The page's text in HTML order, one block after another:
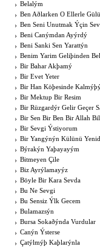
Belalým
Ben Aðlarken O Ellerle
Ben Seni Unutmak Ýçin
Beni Canýmdan Ayýrdý
Beni Sanki Sen Yarattýn
Benim Yarim Geliþinden
Bir Bahar Akþamý
Bir Evet Yeter
Bir Han Köþesinde
Bir Mektup Bir Resim
Bir Rüzgardýr Gelir Geçer
Bir Sen Bir Ben Bir Allah
Bir Sevgi Ýstiyorum
Bir Yangýnýn Külünü
Býrakýn Yaþayayým
Bitmeyen Çile
Biz Ayrýlamayýz
Böyle Bir Kara Sevda
Bu Ne Sevgi
Bu Sensiz Ýlk Gecem
Bulamazsýn
Bursa Sokaðýnda Vurdular
Canýn Ýsterse
Çatýlmýþ Kaþlarýnla